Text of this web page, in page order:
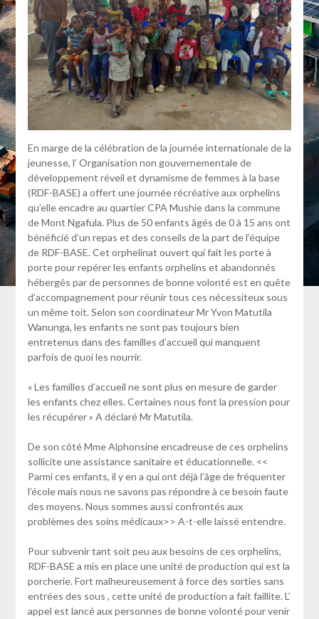
En marge de la célébration de la journée internationale de la
jeunesse, l’ Organisation non gouvernementale de
développement réveil et dynamisme de femmes à la base
(RDF-BASE) a offert une journée récréative aux orphelins
qu’elle encadre au quartier CPA Mushie dans la commune
de Mont Ngafula. Plus de 50 enfants âgés de 0 à 15 ans ont
bénéficié d’un repas et des conseils de la part de l’équipe
de RDF-BASE. Cet orphelinat ouvert qui fait les porte à
porte pour repérer les enfants orphelins et abandonnés
hébergés par de personnes de bonne volonté est en quête
d’accompagnement pour réunir tous ces nécessiteux sous
un même toit. Selon son coordinateur Mr Yvon Matutila
Wanunga, les enfants ne sont pas toujours bien
entretenus dans des familles d’accueil qui manquent
parfois de quoi les nourrir.
« Les familles d’accueil ne sont plus en mesure de garder
les enfants chez elles. Certaines nous font la pression pour
les récupérer » A déclaré Mr Matutila.
De son côté Mme Alphonsine encadreuse de ces orphelins
sollicite une assistance sanitaire et éducationnelle. <<
Parmi ces enfants, il y en a qui ont déjà l’âge de fréquenter
l’école mais nous ne savons pas répondre à ce besoin faute
des moyens. Nous sommes aussi confrontés aux
problèmes des soins médicaux>> A-t-elle laissé entendre.
Pour subvenir tant soit peu aux besoins de ces orphelins,
RDF-BASE a mis en place une unité de production qui est la
porcherie. Fort malheureusement à force des sorties sans
entrées des sous , cette unité de production a fait faillite. L’
appel est lancé aux personnes de bonne volonté pour venir